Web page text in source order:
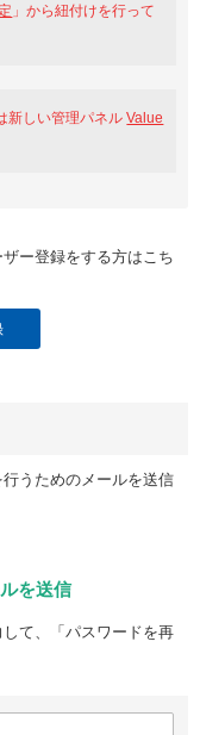
」から紐付けを行って
新しい管理パネルValue
ー登録をする方はこち
うためのメールを送信
を送信
て、「パスワードを再